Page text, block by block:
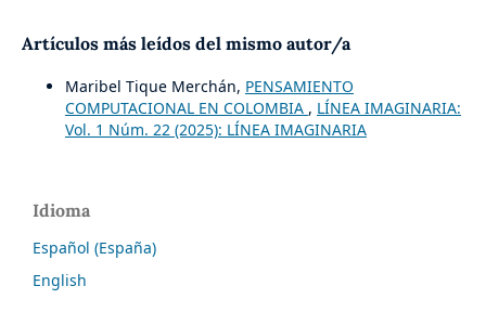
Artículos más leídos del mismo autor/a
Maribel Tique Merchán, PENSAMIENTO
COMPUTACIONAL EN COLOMBIA , LÍNEA IMAGINARIA:
Vol. 1 Núm. 22 (2025): LÍNEA IMAGINARIA
Idioma
Español (España)
English